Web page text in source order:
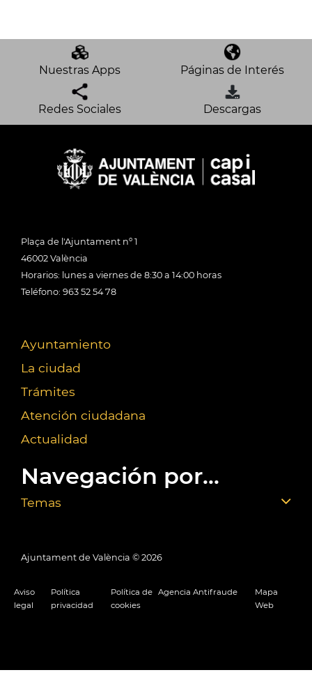
Nuestras Apps Páginas de Interés
Redes Sociales Descargas
Plaça de l'Ajuntament nº 1
46002 València
Horarios: lunes a viernes de 8:30 a 14:00 horas
Teléfono: 963 52 54 78
Ayuntamiento
La ciudad
Trámites
Atención ciudadana
Actualidad
Navegación por...
Temas
Ajuntament de València © 2026
Aviso
legal
Política
privacidad
Política de
cookies
Agencia Antifraude
Mapa
Web